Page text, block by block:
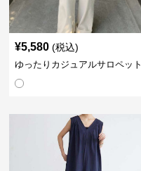
¥5,580 (税込)
ゆったりカジュアルサロペット